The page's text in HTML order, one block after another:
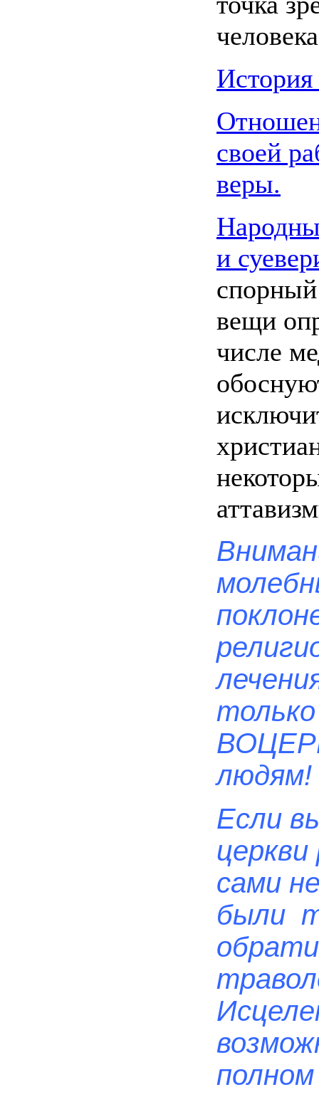
История
своей
веры.
и
вещи
числе
только
людям!
Если
церкви
сами
были